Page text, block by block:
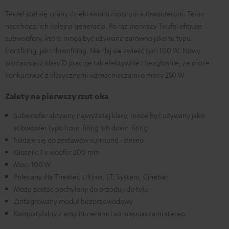
Teufel stał się znany dzięki swoim mocnym subwooferom. Teraz
nadchodzi ich kolejna generacja. Po raz pierwszy Teufel oferuje
subwoofery, które mogą być używane zarówno jako te typu
frontfiring, jak i downfiring. Nie daj się zwieść tym 100 W. Nowy
wzmacniacz klasy D pracuje tak efektywnie i bezgłośnie, że może
konkurować z klasycznymi wzmacniaczami o mocy 250 W.
Zalety na pierwszy rzut oka
Subwoofer aktywny najwyższej klasy, może być używany jako
subwoofer typu front-firing lub down-firing
Nadaje się do zestawów surround i stereo
Głośnik: 1 x woofer 200 mm
Moc: 100 W
Polecany dla Theater, Ultima, LT, System, Cinebar
Może zostać pochylony do przodu i do tyłu
Zintegrowany moduł bezprzewodowy
Kompatybilny z amplitunerami i wzmacniaczami stereo